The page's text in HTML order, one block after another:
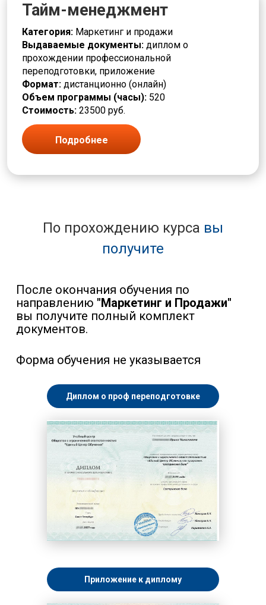
Управление проектами
Финансы
Экспертиза и Оценка
Электротехника и энергетика
Юрист
Тайм-менеджмент
Категория: Маркетинг и продажи
Выдаваемые документы: диплом о
прохождении профессиональной
переподготовки, приложение
Формат: дистанционно (онлайн)
Объем программы (часы): 520
Стоимость: 23500 руб.
Подробнее
По прохождению курса вы
получите
После окончания обучения по
направлению "Маркетинг и Продажи"
вы получите полный комплект
документов.
Форма обучения не указывается
Диплом о проф переподготовке
Приложение к диплому